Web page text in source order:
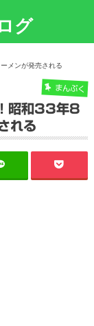
グ
メンが発売される
まんぷく
昭和33年8
れる